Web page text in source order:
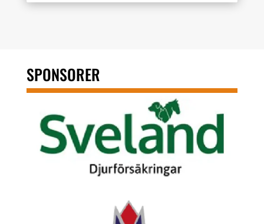
SPONSORER